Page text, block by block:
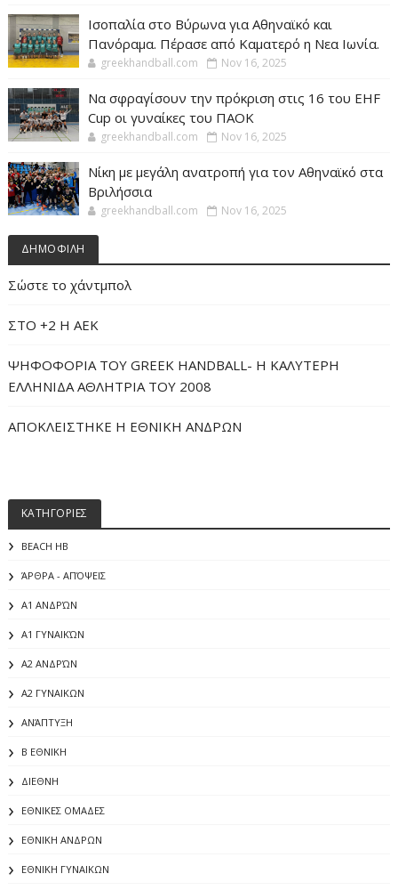
Ισοπαλία στο Βύρωνα για Αθηναϊκό και
Πανόραμα. Πέρασε από Καματερό η Νεα Ιωνία.
greekhandball.com Nov 16, 2025
Να σφραγίσουν την πρόκριση στις 16 του EHF
Cup οι γυναίκες του ΠΑΟΚ
greekhandball.com Nov 16, 2025
Νίκη με μεγάλη ανατροπή για τον Αθηναϊκό στα
Βριλήσσια
greekhandball.com Nov 16, 2025
ΔΗΜΟΦΙΛΗ
Σώστε το χάντμπολ
ΣΤΟ +2 Η ΑΕΚ
ΨΗΦΟΦΟΡΙΑ ΤΟΥ GREEK HANDBALL- H ΚΑΛΥΤΕΡΗ
ΕΛΛΗΝΙΔΑ ΑΘΛΗΤΡΙΑ ΤΟΥ 2008
ΑΠΟΚΛΕΙΣΤΗΚΕ Η ΕΘΝΙΚΗ ΑΝΔΡΩΝ
ΚΑΤΗΓΟΡΙΕΣ
BEACH HB
ΆΡΘΡΑ - ΑΠΌΨΕΙΣ
Α1 ΑΝΔΡΏΝ
Α1 ΓΥΝΑΙΚΏΝ
Α2 ΑΝΔΡΏΝ
Α2 ΓΥΝΑΙΚΩΝ
ΑΝΆΠΤΥΞΗ
Β ΕΘΝΙΚΗ
ΔΙΕΘΝΗ
ΕΘΝΙΚΕΣ ΟΜΑΔΕΣ
ΕΘΝΙΚΗ ΑΝΔΡΩΝ
ΕΘΝΙΚΗ ΓΥΝΑΙΚΩΝ